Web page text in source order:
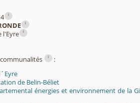
i
i
l'Eyre i
i
:
de Belin-Béliet
énergies et environnement de la